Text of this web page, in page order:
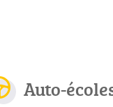
Auto-